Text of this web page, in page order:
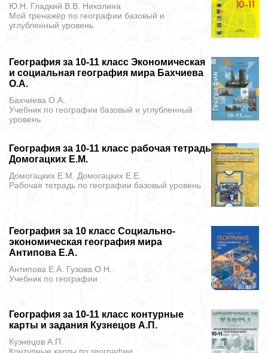
Ю.Н. Гладкий В.В. Николина
Мой тренажёр по географии базовый и
углубленный уровень
География за 10-11 класс Экономическая
и социальная география мира Бахчиева
О.A.
Бахчиева О.A.
Учебник по географии базовый и углубленный
уровень
География за 10-11 класс рабочая тетрадь
Домогацких Е.М.
Домогацких Е.М. Домогацких Е.Е.
Рабочая тетрадь по географии базовый уровень
География за 10 класс Социально-
экономическая география мира
Антипова Е.А.
Антипова Е.А. Гузова О.Н.
Учебник по географии
География за 10-11 класс контурные
карты и задания Кузнецов А.П.
Кузнецов А.П.